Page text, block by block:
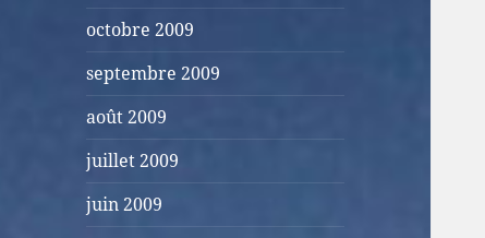
octobre 2009
septembre 2009
août 2009
juillet 2009
juin 2009